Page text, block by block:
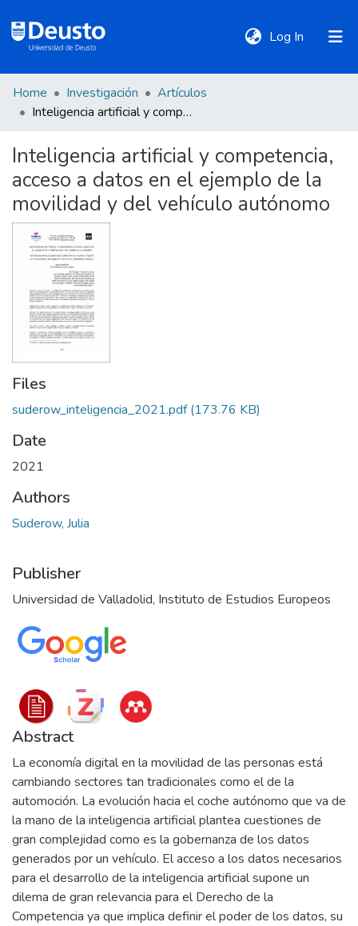
Log In (current)
DeustoTeka
Communities
&
Collections
All of DSpace
Statistics
Home Investigación
Artículos
Inteligencia artificial y competencia, acceso a datos en el ejemplo de la movilidad y del vehículo autónomo
Inteligencia artificial y competencia,
acceso a datos en el ejemplo de la
movilidad y del vehículo autónomo
Files
suderow_inteligencia_2021.pdf(173.76 KB)
Date
2021
Authors
Suderow, Julia
Publisher
Universidad de Valladolid, Instituto de Estudios Europeos
Abstract
La economía digital en la movilidad de las personas está
cambiando sectores tan tradicionales como el de la
automoción. La evolución hacia el coche autónomo que va de
la mano de la inteligencia artificial plantea cuestiones de
gran complejidad como es la gobernanza de los datos
generados por un vehículo. El acceso a los datos necesarios
para el desarrollo de la inteligencia artificial supone un
dilema de gran relevancia para el Derecho de la
Competencia ya que implica definir el poder de los datos, su